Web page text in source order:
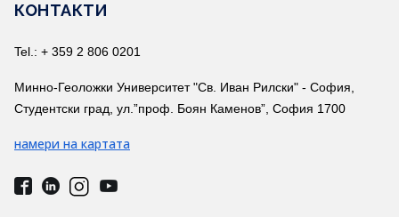
КОНТАКТИ
Tel.: + 359 2 806 0201
Минно-Геоложки Университет "Св. Иван Рилски" - София,
Студентски град, ул.”проф. Боян Каменов”, София 1700
намери на картата